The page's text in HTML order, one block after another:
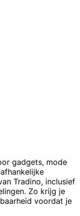
gadgets, mode
Tradino, inclusief
Zo krijg je
voordat je